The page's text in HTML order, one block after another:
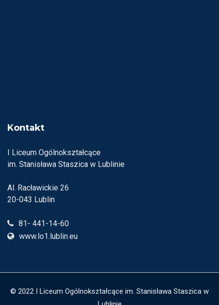
Kontakt
I Liceum Ogólnokształcące
im. Stanisława Staszica w Lublinie
Al. Racławickie 26
20-043 Lublin
81- 441-14-60
www.lo1.lublin.eu
© 2022 I Liceum Ogólnokształcące im. Stanisława Staszica w